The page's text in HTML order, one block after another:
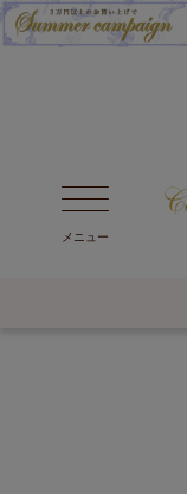
メニュー